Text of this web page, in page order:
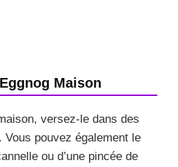
Maison
versez-le dans des
pouvez également le
ou d’une pincée de